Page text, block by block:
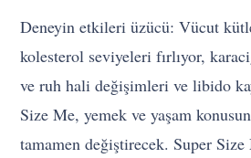
Deneyin etkileri üzücü: Vücut
kolesterol seviyeleri fırlıyor,
ve ruh hali değişimleri ve libido
Size Me, yemek ve yaşam
tamamen değiştirecek. Super